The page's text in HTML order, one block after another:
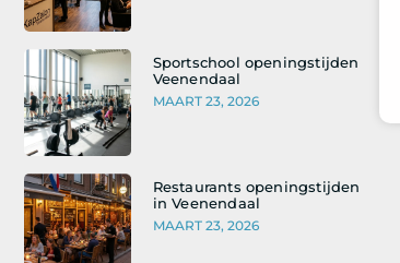
Sportschool openingstijden
Veenendaal
MAART 23, 2026
Restaurants openingstijden
in Veenendaal
MAART 23, 2026